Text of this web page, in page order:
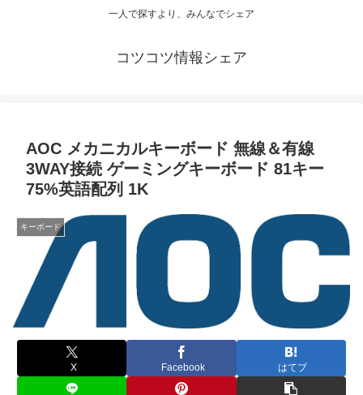
一人で探すより、みんなでシェア
コツコツ情報シェア
AOC メカニカルキーボード 無線＆有線
3WAY接続 ゲーミングキーボード 81キー
75%英語配列 1K
キーボード
X Facebook はてブ